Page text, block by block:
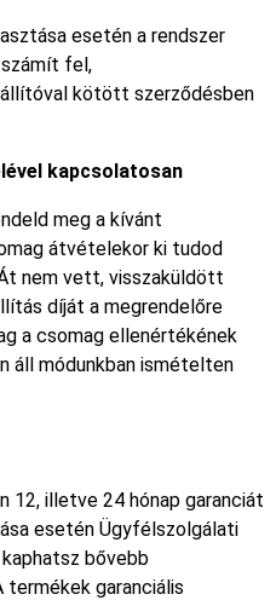
esetén a rendszer
fel,
kötött szerződésben
kapcsolatosan
meg a kívánt
átvételekor ki tudod
nem vett, visszaküldött
díját a megrendelőre
a csomag ellenértékének
áll módunkban ismételten
12, illetve 24 hónap garanciát
esetén Ügyfélszolgálati
bővebb
garanciális